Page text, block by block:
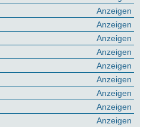
Anzeigen
Anzeigen
Anzeigen
Anzeigen
Anzeigen
Anzeigen
Anzeigen
Anzeigen
Anzeigen